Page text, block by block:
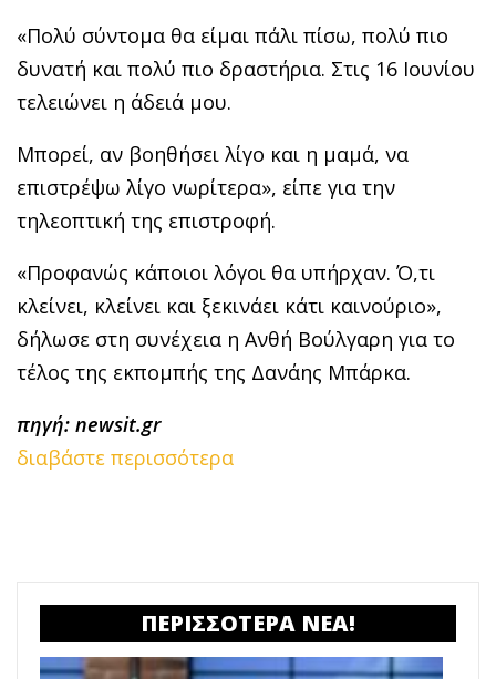
«Πολύ σύντομα θα είμαι πάλι πίσω, πολύ πιο
δυνατή και πολύ πιο δραστήρια. Στις 16 Ιουνίου
τελειώνει η άδειά μου.
Μπορεί, αν βοηθήσει λίγο και η μαμά, να
επιστρέψω λίγο νωρίτερα», είπε για την
τηλεοπτική της επιστροφή.
«Προφανώς κάποιοι λόγοι θα υπήρχαν. Ό,τι
κλείνει, κλείνει και ξεκινάει κάτι καινούριο»,
δήλωσε στη συνέχεια η Ανθή Βούλγαρη για το
τέλος της εκπομπής της Δανάης Μπάρκα.
πηγή: newsit.gr
διαβάστε περισσότερα
ΠΕΡΙΣΣΟΤΕΡΑ ΝΕΑ!